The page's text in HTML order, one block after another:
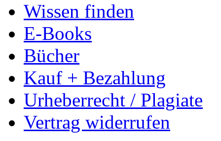
Wissen finden
E-Books
Bücher
Kauf + Bezahlung
Urheberrecht / Plagiate
Vertrag widerrufen